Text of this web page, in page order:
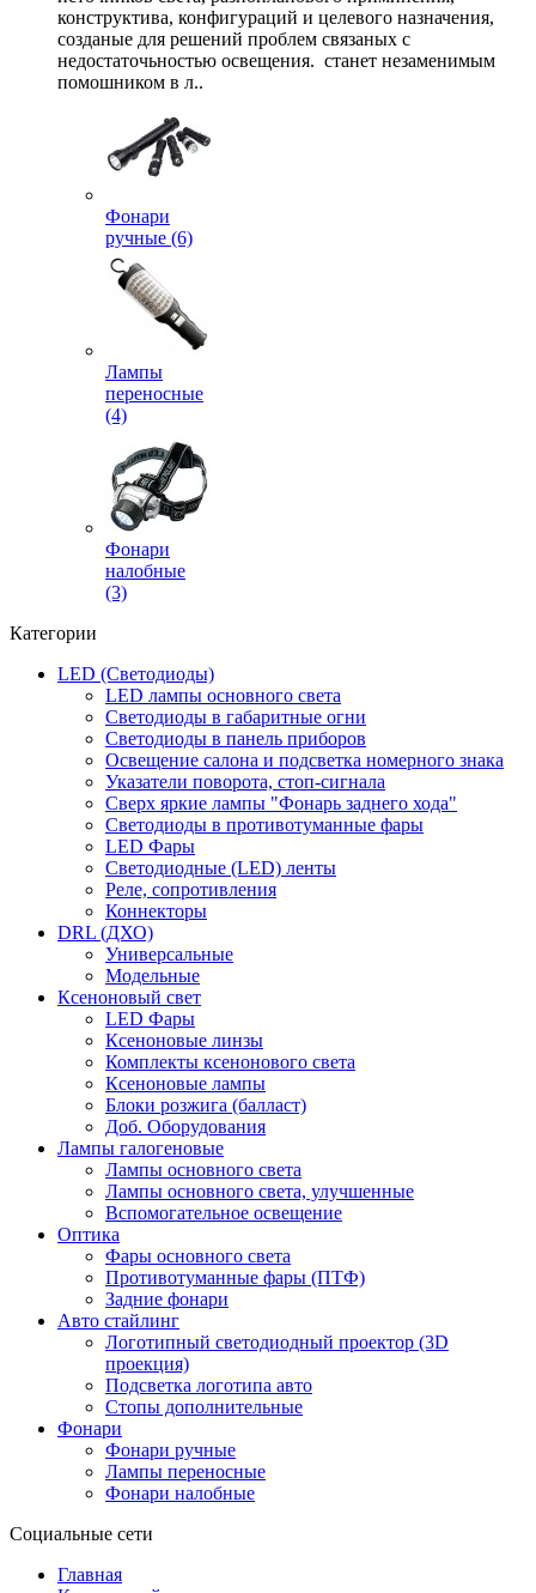
конструктива, конфигураций и целевого назначения,
созданые для решений проблем связаных с
недостаточьностью освещения. станет незаменимым
помошником в л..
Фонари
ручные (6)
Лампы
переносные
(4)
Фонари
налобные
(3)
Категории
LED (Светодиоды)
LED лампы основного света
Светодиоды в габаритные огни
Светодиоды в панель приборов
Освещение салона и подсветка номерного знака
Указатели поворота, стоп-сигнала
Сверх яркие лампы "Фонарь заднего хода"
Светодиоды в противотуманные фары
LED Фары
Светодиодные (LED) ленты
Реле, сопротивления
Коннекторы
DRL (ДХО)
Универсальные
Модельные
Ксеноновый свет
LED Фары
Ксеноновые линзы
Комплекты ксенонового света
Ксеноновые лампы
Блоки розжига (балласт)
Доб. Оборудования
Лампы галогеновые
Лампы основного света
Лампы основного света, улучшенные
Вспомогательное освещение
Оптика
Фары основного света
Противотуманные фары (ПТФ)
Задние фонари
Авто стайлинг
Логотипный светодиодный проектор (3D
проекция)
Подсветка логотипа авто
Стопы дополнительные
Фонари
Фонари ручные
Лампы переносные
Фонари налобные
Социальные сети
Главная